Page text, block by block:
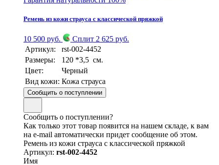
Ремень из кожи страуса с классической пряжкой
10 500 руб.
Сплит 2 625 руб.
Артикул:
rst-002-4452
Размеры:
120 *3,5 см.
Цвет:
Черный
Вид кожи: Кожа страуса
Сообщить о поступлении
Сообщить о поступлении?
Как только этот товар появится на нашем складе, к вам
на e-mail автоматически придет сообщение об этом.
Ремень из кожи страуса с классической пряжкой
Артикул: rst-002-4452
Имя